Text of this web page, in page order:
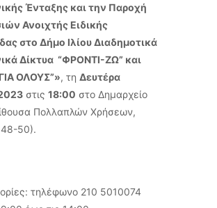
Ένταξης και την Παροχή
Ανοιχτής Ειδικής
στο Δήμο Ιλίου Διαδημοτικά
Δίκτυα “ΦΡΟΝΤΙ-ΖΩ” και
ΟΛΟΥΣ”», τη Δευτέρα
στις 18:00 στο Δημαρχείο
Πολλαπλών Χρήσεων,
50).
τηλέφωνο 210 5010074